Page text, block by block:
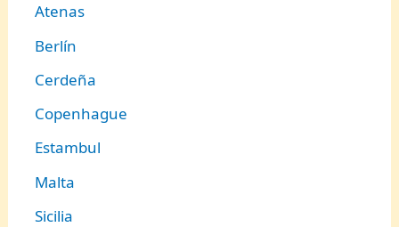
Atenas
Berlín
Cerdeña
Copenhague
Estambul
Malta
Sicilia